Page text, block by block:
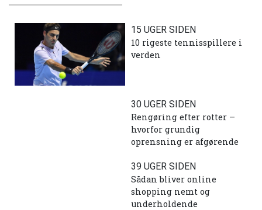
15 UGER SIDEN
10 rigeste tennisspillere i
verden
30 UGER SIDEN
Rengøring efter rotter –
hvorfor grundig
oprensning er afgørende
39 UGER SIDEN
Sådan bliver online
shopping nemt og
underholdende